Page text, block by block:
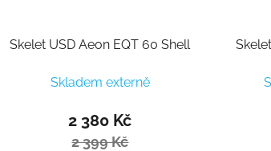
Skelet USD Aeon EQT 60 Shell
Skladem externě
2 380 Kč
2 399 Kč